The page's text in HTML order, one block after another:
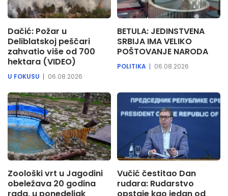
Dačić: Požar u
Deliblatskoj peščari
zahvatio više od 700
hektara (VIDEO)
U FOKUSU 06.08.2026
BETULA: JEDINSTVENA
SRBIJA IMA VELIKO
POŠTOVANJE NARODA
POLITIKA 06.08.2026
Zoološki vrt u Jagodini
obeležava 20 godina
Vučić čestitao Dan
rudara: Rudarstvo